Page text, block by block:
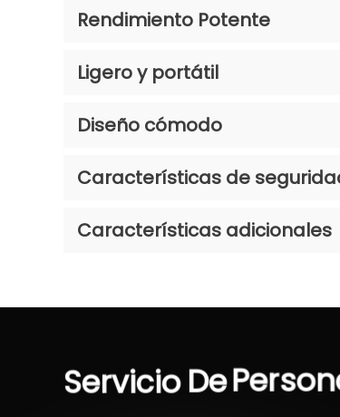
Rendimiento Potente
Ligero y portátil
Diseño cómodo
Características de
Características adicionales
ServicioDe